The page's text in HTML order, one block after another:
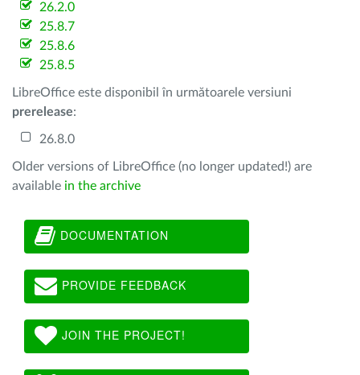
26.2.0
25.8.7
25.8.6
25.8.5
LibreOffice este disponibil în următoarele versiuni
prerelease:
26.8.0
Older versions of LibreOffice (no longer updated!) are
available in the archive
DOCUMENTATION
PROVIDE FEEDBACK
JOIN THE PROJECT!